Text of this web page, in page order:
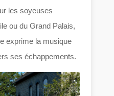
les soyeuses
ou du Grand Palais,
exprime la musique
ses échappements.